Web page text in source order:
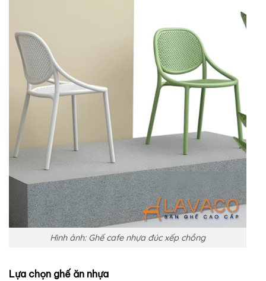
Hình ảnh: Ghế cafe nhựa đúc xếp chồng
Lựa chọn ghế ăn nhựa